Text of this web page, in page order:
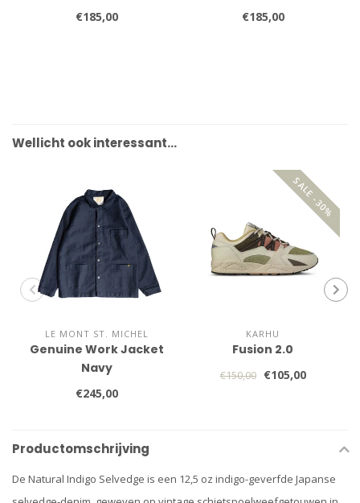
€185,00 €185,00
Wellicht ook interessant…
LE MONT ST. MICHEL
Genuine Work Jacket
Navy
€245,00
SALE -30%
KARHU
Fusion 2.0
€150,00 €105,00
Productomschrijving
De Natural Indigo Selvedge is een 12,5 oz indigo-geverfde Japanse